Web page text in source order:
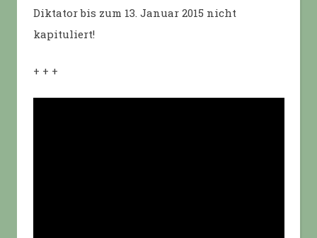
Diktator bis zum 13. Januar 2015 nicht
kapituliert!
+ + +